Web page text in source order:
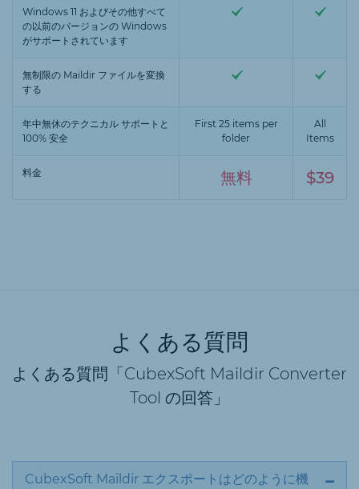
Windows 11 およびその他すべて
の以前のバージョンの Windows
がサポートされています
無制限の Maildir ファイルを変換
する
年中無休のテクニカル サポートと
100% 安全
First 25 items per
folder
All
Items
料金 無料 $39
よくある質問
よくある質問「CubexSoft Maildir Converter
Tool の回答」
CubexSoft Maildir エクスポートはどのように機